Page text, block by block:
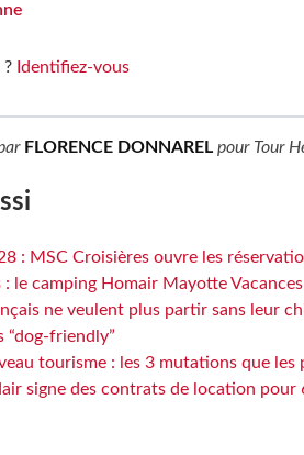
? Identifiez-vous
FLORENCE DONNARELpour Tour
: MSC Croisières ouvre les
: le camping Homair Mayotte
ne veulent plus partir sans leur
“dog-friendly”
tourisme : les 3 mutations que
signe des contrats de location pour